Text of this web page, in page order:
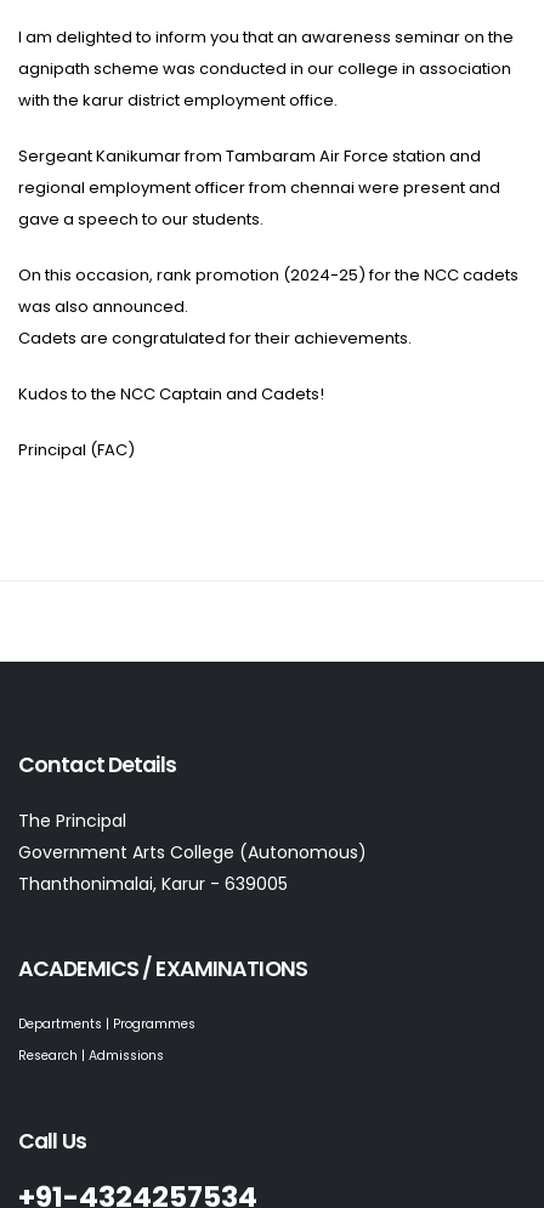
I am delighted to inform you that an awareness seminar on the
agnipath scheme was conducted in our college in association
with the karur district employment office.
Sergeant Kanikumar from Tambaram Air Force station and
regional employment officer from chennai were present and
gave a speech to our students.
On this occasion, rank promotion (2024-25) for the NCC cadets
was also announced.
Cadets are congratulated for their achievements.
Kudos to the NCC Captain and Cadets!
Principal (FAC)
Contact Details
The Principal
Government Arts College (Autonomous)
Thanthonimalai, Karur - 639005
ACADEMICS / EXAMINATIONS
Departments | Programmes
Research | Admissions
Call Us
+91-4324257534